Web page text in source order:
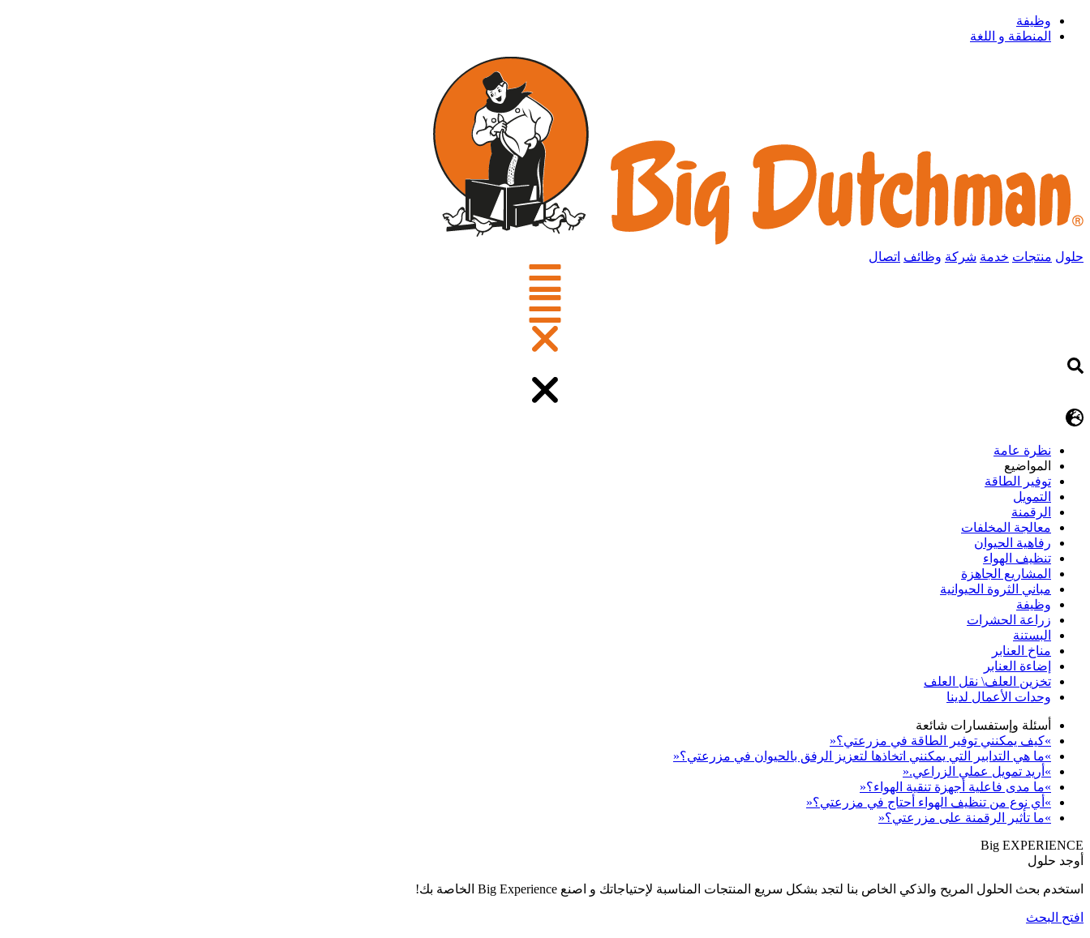
وظيفة
المنطقة و اللغة
حلول منتجات خدمة شركة وظائف اتصال
نظرة عامة
المواضيع
توفير الطاقة
التمويل
الرقمنة
معالجة المخلفات
رفاهية الحيوان
تنظيف الهواء
المشاريع الجاهزة
مباني الثروة الحيوانية
وظيفة
زراعة الحشرات
البستنة
مناخ العنابر
إضاءة العنابر
تخزين العلف\ نقل العلف
وحدات الأعمال لدينا
أسئلة وإستفسارات شائعة
»كيف يمكنني توفير الطاقة في مزرعتي؟«
»ما هي التدابير التي يمكنني اتخاذها لتعزيز الرفق بالحيوان في مزرعتي؟«
»أريد تمويل عملي الزراعي.«
»ما مدى فاعلية أجهزة تنقية الهواء؟«
»أي نوع من تنظيف الهواء أحتاج في مزرعتي؟«
»ما تأثير الرقمنة على مزرعتي؟«
Big EXPERIENCE
أوجد حلول
استخدم بحث الحلول المريح والذكي الخاص بنا لتجد بشكل سريع المنتجات المناسبة لإحتياجاتك و اصنع Big Experience الخاصة بك!
افتح البحث